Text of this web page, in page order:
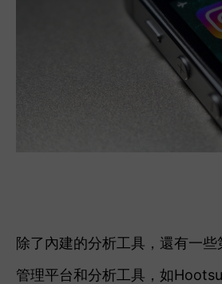
除了內建的分析工具，還有一
管理平台和分析工具，如